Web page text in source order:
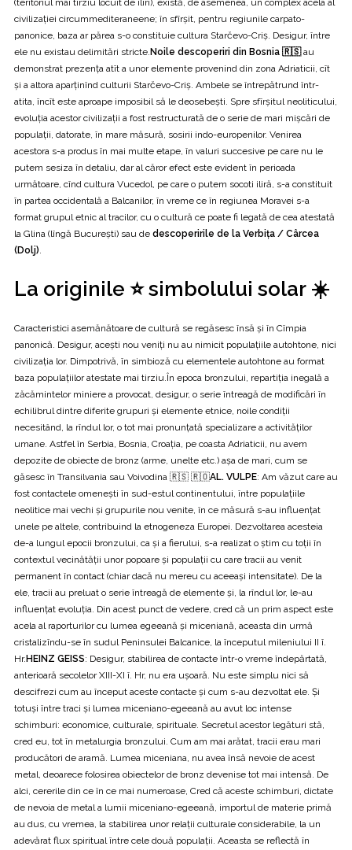
civilizației circummediteraneene; în sfîrşit, pentru regiunile carpato-
panonice, baza ar părea s-o constituie cultura Starčevo-Criş. Desigur, între
ele nu existau delimitări stricte. Noile descoperiri din Bosnia 🇷🇸au
demonstrat prezența atît a unor elemente provenind din zona Adriaticii, cît
şi a altora aparţinînd culturii Starčevo-Criș. Ambele se întrepătrund într-
atita, încît este aproape imposibil să le deosebeşti. Spre sfîrşitul neoliticului,
evoluția acestor civilizații a fost restructurată de o serie de mari mişcări de
populații, datorate, în mare măsură, sosirii indo-europenilor. Venirea
acestora s-a produs în mai multe etape, în valuri succesive pe care nu le
putem sesiza în detaliu, dar al căror efect este evident în perioada
următoare, cînd cultura Vucedol, pe care o putem socoti iliră, s-a constituit
în partea occidentală a Balcanilor, în vreme ce în regiunea Moravei s-a
format grupul etnic al tracilor, cu o cultură ce poate fi legată de cea atestată
la Glina (lîngă București) sau de descoperirile de la Verbița / Cârcea
(Dolj)
La originile ⭐ simbolului solar ☀️
Caracteristici asemănătoare de cultură se regăsesc însă şi în Cîmpia
panonică. Desigur, aceşti nou veniți nu au nimicit populațiile autohtone, nici
civilizaţia lor. Dimpotrivă, în simbioză cu elementele autohtone au format
baza populațiilor atestate mai tirziu.În epoca bronzului, repartiția inegală a
zăcămintelor miniere a provocat, desigur, o serie întreagă de modificări în
echilibrul dintre diferite grupuri şi elemente etnice, noile condiții
necesitând, la rîndul lor, o tot mai pronunțată specializare a activităților
umane. Astfel în Serbia, Bosnia, Croația, pe coasta Adriaticii, nu avem
depozite de obiecte de bronz (arme, unelte etc.) aşa de mari, cum se
găsesc în Transilvania sau Voivodina 🇷🇸 🇷🇴AL. VULPE: Am văzut care au
fost contactele omeneşti în sud-estul continentului, între populațiile
neolitice mai vechi şi grupurile nou venite, în ce măsură s-au influențat
unele pe altele, contribuind la etnogeneza Europei. Dezvoltarea acesteia
de-a lungul epocii bronzului, ca şi a fierului, s-a realizat o ştim cu toţii în
contextul vecinătății unor popoare și populații cu care tracii au venit
permanent în contact (chiar dacă nu mereu cu aceeaşi intensitate). De la
ele, tracii au preluat o serie întreagă de elemente şi, la rîndul lor, le-au
influențat evoluția. Din acest punct de vedere, cred că un prim aspect este
acela al raporturilor cu lumea egeeană şi miceniană, aceasta din urmă
cristalizîndu-se în sudul Peninsulei Balcanice, la începutul mileniului II î.
Hr.HEINZ GEISS: Desigur, stabilirea de contacte într-o vreme îndepărtată,
anterioară secolelor XIII-XI î. Hr, nu era uşoară. Nu este simplu nici să
descifrezi cum au început aceste contacte şi cum s-au dezvoltat ele. Și
totuşi între traci şi lumea miceniano-egeeană au avut loc intense
schimburi: economice, culturale, spirituale. Secretul acestor legături stă,
cred eu, tot în metalurgia bronzului. Cum am mai arătat, tracii erau mari
producători de aramă. Lumea miceniana, nu avea însă nevoie de acest
metal, deoarece folosirea obiectelor de bronz devenise tot mai intensă. De
alci, cererile din ce în ce mai numeroase, Cred că aceste schimburi, dictate
de nevoia de metal a lumii miceniano-egeeană, importul de materie primă
au dus, cu vremea, la stabilirea unor relații culturale considerabile, la un
adevărat flux spiritual între cele două populaţii. Aceasta se reflectă în